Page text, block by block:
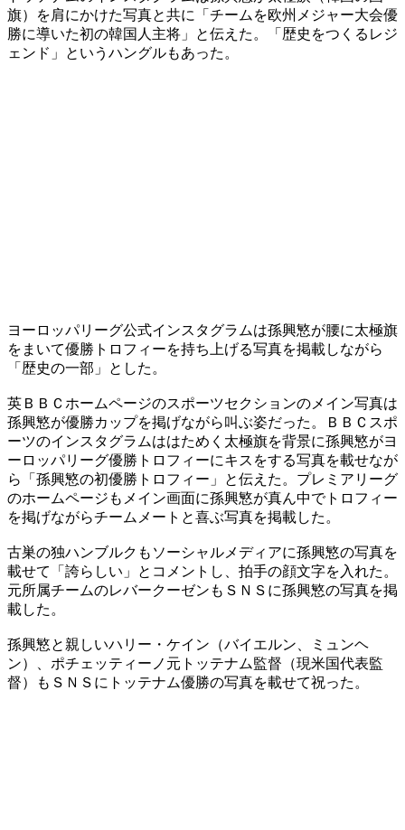
旗）を肩にかけた写真と共に「チームを欧州メジャー大会優
勝に導いた初の韓国人主将」と伝えた。「歴史をつくるレジ
ェンド」というハングルもあった。
ヨーロッパリーグ公式インスタグラムは孫興慜が腰に太極旗
をまいて優勝トロフィーを持ち上げる写真を掲載しながら
「歴史の一部」とした。
英ＢＢＣホームページのスポーツセクションのメイン写真は
孫興慜が優勝カップを掲げながら叫ぶ姿だった。ＢＢＣスポ
ーツのインスタグラムははためく太極旗を背景に孫興慜がヨ
ーロッパリーグ優勝トロフィーにキスをする写真を載せなが
ら「孫興慜の初優勝トロフィー」と伝えた。プレミアリーグ
のホームページもメイン画面に孫興慜が真ん中でトロフィー
を掲げながらチームメートと喜ぶ写真を掲載した。
古巣の独ハンブルクもソーシャルメディアに孫興慜の写真を
載せて「誇らしい」とコメントし、拍手の顔文字を入れた。
元所属チームのレバークーゼンもＳＮＳに孫興慜の写真を掲
載した。
孫興慜と親しいハリー・ケイン（バイエルン、ミュンヘ
ン）、ポチェッティーノ元トッテナム監督（現米国代表監
督）もＳＮＳにトッテナム優勝の写真を載せて祝った。